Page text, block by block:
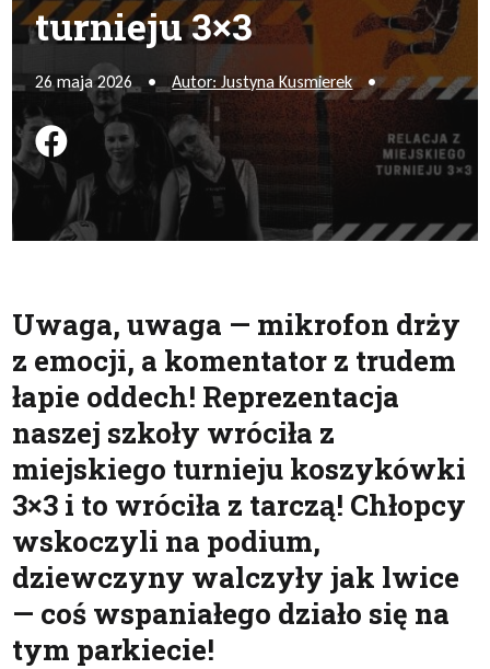
turnieju 3×3
26 maja 2026 • Autor: Justyna Kusmierek •
Podziel się na FB
Uwaga, uwaga — mikrofon drży
z emocji, a komentator z trudem
łapie oddech! Reprezentacja
naszej szkoły wróciła z
miejskiego turnieju koszykówki
3×3 i to wróciła z tarczą! Chłopcy
wskoczyli na podium,
dziewczyny walczyły jak lwice
— coś wspaniałego działo się na
tym parkiecie!